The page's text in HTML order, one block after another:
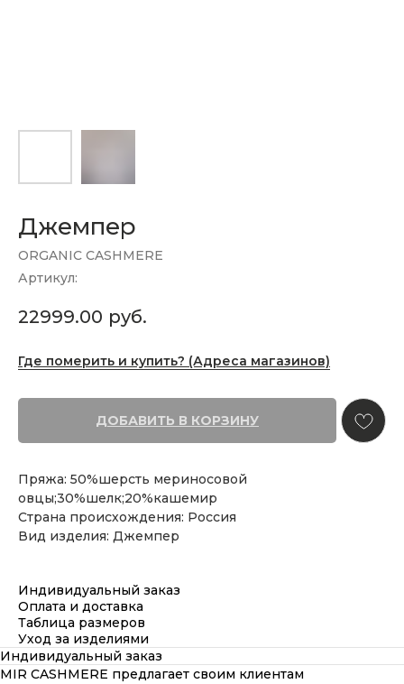
Джемпер
ORGANIC CASHMERE
Артикул:
22999.00 руб.
Где померить и купить? (Адреса магазинов)
ДОБАВИТЬ В КОРЗИНУ
Пряжа: 50%шерсть мериносовой
овцы;30%шелк;20%кашемир
Страна происхождения: Россия
Вид изделия: Джемпер
Индивидуальный заказ
Оплата и доставка
Таблица размеров
Уход за изделиями
Индивидуальный заказ
MIR CASHMERE предлагает своим клиентам